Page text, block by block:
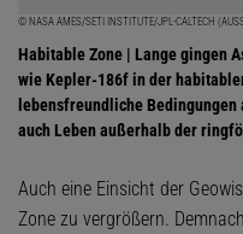
© NASA AMES/SETI INSTITUTE/JPL-CALTECH
Habitable Zone | Lange gingen
wie Kepler-186f in der
lebensfreundliche
auch Leben außerhalb der
Auch eine Einsicht der
Zone zu vergrößern.